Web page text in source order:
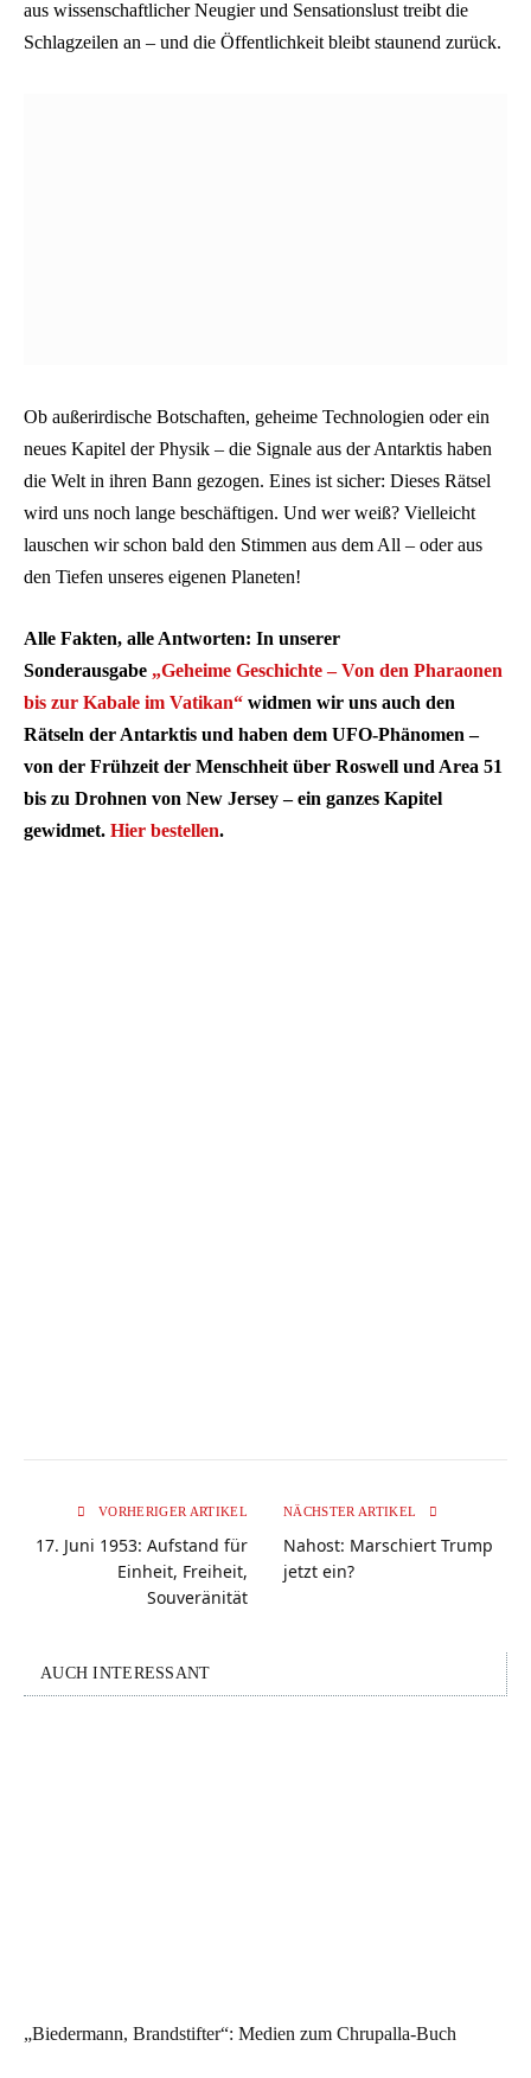
aus wissenschaftlicher Neugier und Sensationslust treibt die
Schlagzeilen an – und die Öffentlichkeit bleibt staunend zurück.
Ob außerirdische Botschaften, geheime Technologien oder ein
neues Kapitel der Physik – die Signale aus der Antarktis haben
die Welt in ihren Bann gezogen. Eines ist sicher: Dieses Rätsel
wird uns noch lange beschäftigen. Und wer weiß? Vielleicht
lauschen wir schon bald den Stimmen aus dem All – oder aus
den Tiefen unseres eigenen Planeten!
Alle Fakten, alle Antworten: In unserer
Sonderausgabe „Geheime Geschichte – Von den Pharaonen
bis zur Kabale im Vatikan“ widmen wir uns auch den
Rätseln der Antarktis und haben dem UFO-Phänomen –
von der Frühzeit der Menschheit über Roswell und Area 51
bis zu Drohnen von New Jersey – ein ganzes Kapitel
gewidmet. Hier bestellen.
VORHERIGER ARTIKEL
17. Juni 1953: Aufstand für
Einheit, Freiheit,
Souveränität
NÄCHSTER ARTIKEL
Nahost: Marschiert Trump
jetzt ein?
AUCH INTERESSANT
„Biedermann, Brandstifter“: Medien zum Chrupalla-Buch